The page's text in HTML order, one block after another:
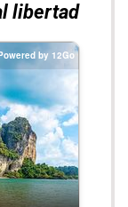
libertad